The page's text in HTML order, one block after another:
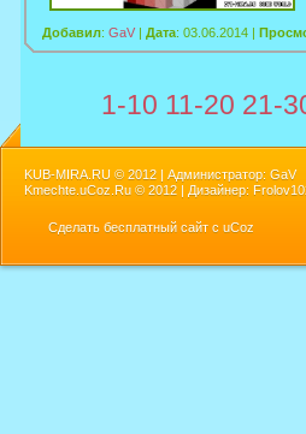
Добавил: GaV | Дата: 03.06.2014 |
1-10 11-20 21-
KUB-MIRA.RU © 2012 | Администратор: GaV
Kmechte.uCoz.Ru © 2012 | Дизайнер:
Сделать бесплатный сайт с uCoz